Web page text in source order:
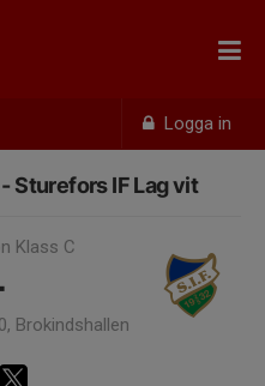
Logga in
Sturefors IF Lag vit
Klass C
Brokindshallen